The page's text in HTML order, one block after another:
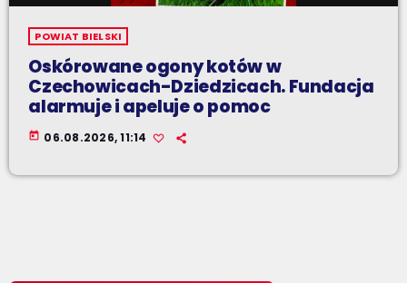
POWIAT BIELSKI
Oskórowane ogony kotów w
Czechowicach-Dziedzicach. Fundacja
alarmuje i apeluje o pomoc
today 06.08.2026, 11:14